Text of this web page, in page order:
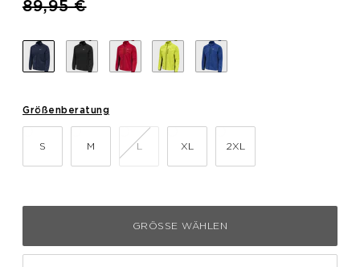
89,95 €bis
Größenberatung
S M L XL 2XL
GRÖSSE WÄHLEN